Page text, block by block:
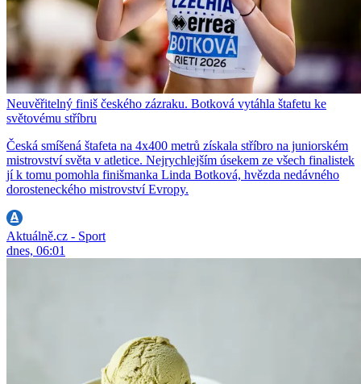
Neuvěřitelný finiš českého zázraku. Botková vytáhla štafetu ke
světovému stříbru
Česká smíšená štafeta na 4x400 metrů získala stříbro na juniorském
mistrovství světa v atletice. Nejrychlejším úsekem ze všech finalistek
jí k tomu pomohla finišmanka Linda Botková, hvězda nedávného
dorosteneckého mistrovství Evropy.
Aktuálně.cz - Sport
dnes, 06:01